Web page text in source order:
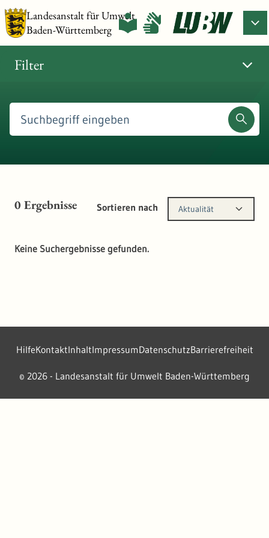
Landesanstalt für Umwelt
Baden-Württemberg
Filter
0Ergebnisse Sortieren nach Aktualität
Keine Suchergebnisse gefunden.
2026 - Landesanstalt für Umwelt Baden-Württemberg
HilfeKontaktInhaltImpressumDatenschutzBarrierefreiheit